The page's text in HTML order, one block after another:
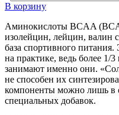
В корзину
Аминокислоты BCAA
изолейцин, лейцин, валин
база спортивного
на практике, ведь более
занимают именно они.
не способен их
компоненты можно лишь в
специальных добавок.